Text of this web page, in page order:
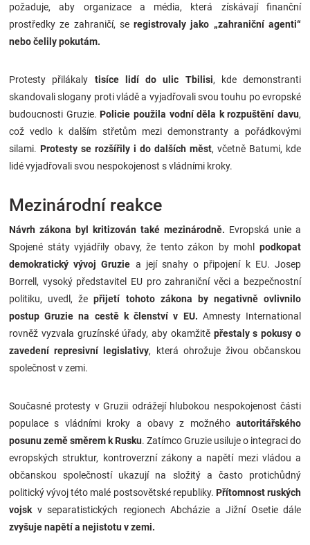
požaduje, aby organizace a média, která získávají finanční
prostředky ze zahraničí, seregistrovaly jako „zahraniční agenti“
nebo čelily pokutám.
Protesty přilákaly tisíce lidí do ulic Tbilisi, kde demonstranti
skandovali slogany proti vládě a vyjadřovali svou touhu po evropské
budoucnosti Gruzie.Policie použila vodní děla k rozpuštění davu,
což vedlo k dalším střetům mezi demonstranty a pořádkovými
silami. Protesty se rozšířily i do dalších měst, včetně Batumi, kde
lidé vyjadřovali svou nespokojenost s vládními kroky​.
Mezinárodní reakce
Návrh zákona byl kritizován také mezinárodně. Evropská unie a
Spojené státy vyjádřily obavy, že tento zákon by mohl podkopat
demokratický vývoj Gruzie a její snahy o připojení k EU. Josep
Borrell, vysoký představitel EU pro zahraniční věci a bezpečnostní
politiku, uvedl, žepřijetí tohoto zákona by negativně ovlivnilo
postup Gruzie na cestě k členství v EU. Amnesty International
rovněž vyzvala gruzínské úřady, aby okamžitě přestaly s pokusy o
zavedení represivní legislativy, která ohrožuje živou občanskou
společnost v zemi.
Současné protesty v Gruzii odrážejí hlubokou nespokojenost části
populace s vládními kroky a obavy z možného autoritářského
posunu země směrem k Rusku. Zatímco Gruzie usiluje o integraci do
evropských struktur, kontroverzní zákony a napětí mezi vládou a
občanskou společností ukazují na složitý a často protichůdný
politický vývoj této malé postsovětské republiky. Přítomnost ruských
vojsk v separatistických regionech Abcházie a Jižní Osetie dále
zvyšuje napětí a nejistotu v zemi.